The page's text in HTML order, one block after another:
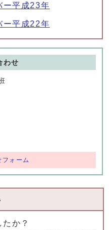
ー平成23年
ー平成22年
わせ
フォーム
か？